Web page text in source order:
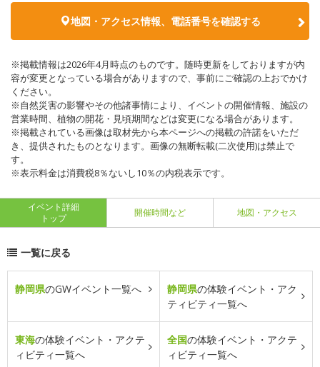
地図・アクセス情報、電話番号を確認する
※掲載情報は2026年4月時点のものです。随時更新をしておりますが内
容が変更となっている場合がありますので、事前にご確認の上おでかけ
ください。
※自然災害の影響やその他諸事情により、イベントの開催情報、施設の
営業時間、植物の開花・見頃期間などは変更になる場合があります。
※掲載されている画像は取材先から本ページへの掲載の許諾をいただ
き、提供されたものとなります。画像の無断転載(二次使用)は禁止で
す。
※表示料金は消費税8％ないし10％の内税表示です。
イベント詳細
トップ
開催時間など 地図・アクセス
一覧に戻る
静岡県のGWイベント一覧へ 静岡県の体験イベント・アク
ティビティ一覧へ
東海の体験イベント・アクテ
ィビティ一覧へ
全国の体験イベント・アクテ
ィビティ一覧へ